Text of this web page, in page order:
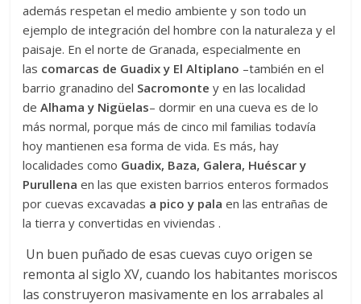
además respetan el medio ambiente y son todo un
ejemplo de integración del hombre con la naturaleza y el
paisaje. En el norte de Granada, especialmente en
las comarcas de Guadix y El Altiplano –también en el
barrio granadino del Sacromonte y en las localidad
deAlhama y Nigüelas– dormir en una cueva es de lo
más normal, porque más de cinco mil familias todavía
hoy mantienen esa forma de vida. Es más, hay
localidades como Guadix, Baza, Galera, Huéscar y
Purullena en las que existen barrios enteros formados
por cuevas excavadas a pico y palaen las entrañas de
la tierra y convertidas en viviendas .
Un buen puñado de esas cuevas cuyo origen se
remonta al siglo XV, cuando los habitantes moriscos
las construyeron masivamente en los arrabales al